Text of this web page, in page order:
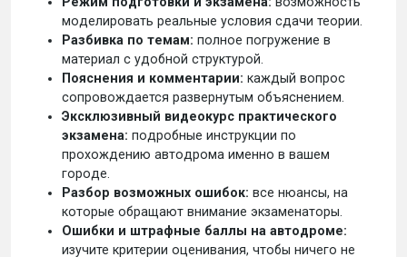
моделировать реальные условия сдачи теории.
Разбивка по темам: полное погружение в
материал с удобной структурой.
Пояснения и комментарии: каждый вопрос
сопровождается развернутым объяснением.
Эксклюзивный видеокурс практического
экзамена: подробные инструкции по
прохождению автодрома именно в вашем
городе.
Разбор возможных ошибок: все нюансы, на
которые обращают внимание экзаменаторы.
Ошибки и штрафные баллы на автодроме:
изучите критерии оценивания, чтобы ничего не